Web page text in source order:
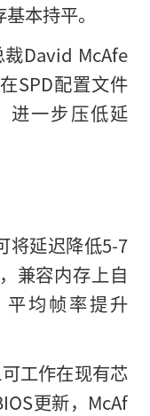
本持平。
David McAfe
SPD配置文件
进一步压低延
将延迟降低5-7
兼容内存上自
平均帧率提升
工作在现有芯
更新，McAf